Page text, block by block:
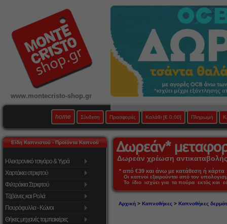
www.montecristo-shop.gr
home Σύνδεση Προσφορές Καλάθι [€ 0,00] Πληρωμή
Είδη Καπνιστού - Προϊόντα Καπνού
Ηλεκτρονικό τσιγάρο & Υγρά
Χαρτάκια στριφτού
Φιλτράκια Στριφτού
Τζιβάνες και Ρολά
Πουρόφυλλα - Κώνοι
Θήκες μηχανές ταμπακιέρες
Δωρεάν χρέωση
* από €39 και άνω με κατάθεση ή
Οι καπνοί εξαιρούνται από τον
Το ίδιο ισχύει για τα πούρα εκτός και
Αρχική> Καπνοθήκες> Καπνοθήκες